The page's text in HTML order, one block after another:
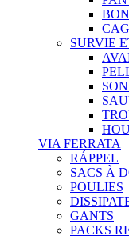
SURVIE
VIA FERRATA
RÁPPEL
SACS À
POULIES
GANTS
PACKS